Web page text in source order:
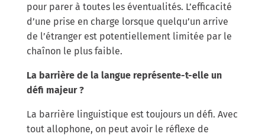
pour parer à toutes les éventualités. L’efficacité
d’une prise en charge lorsque quelqu’un arrive
de l’étranger est potentiellement limitée par le
chaînon le plus faible.
La barrière de la langue représente-t-elle un
défi majeur ?
La barrière linguistique est toujours un défi. Avec
tout allophone, on peut avoir le réflexe de